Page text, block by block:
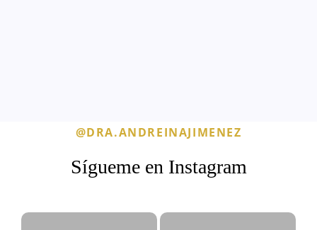
@DRA.ANDREINAJIMENEZ
Sígueme en Instagram